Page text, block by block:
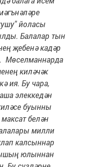
йоласы
Балалар тын
җебенә кадәр
Мөселманнарда
киләчәк
ия. Бу чара,
элеккедән
буынны
белән
милли
калсыннар
юлыннан